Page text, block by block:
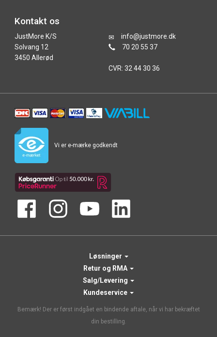
Kontakt os
JustMore K/S
Solvang 12
3450 Allerød
info@justmore.dk
70 20 55 37
CVR: 32 44 30 36
Vi er e-mærke godkendt
Løsninger
Retur og RMA
Salg/Levering
Kundeservice
Bemærk! Der er først indgået en bindende aftale, når vi har bekræftet
din bestilling.